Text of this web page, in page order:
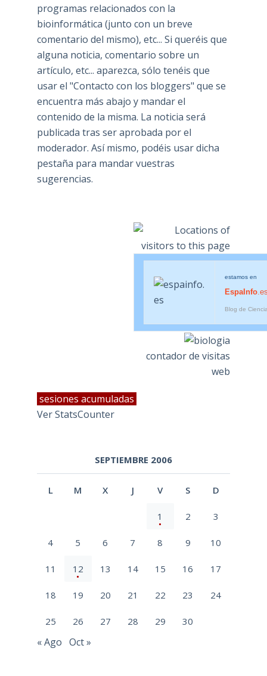
programas relacionados con la
bioinformática (junto con un breve
comentario del mismo), etc... Si queréis que
alguna noticia, comentario sobre un
artículo, etc... aparezca, sólo tenéis que
usar el "Contacto con los bloggers" que se
encuentra más abajo y mandar el
contenido de la misma. La noticia será
publicada tras ser aprobada por el
moderador. Así mismo, podéis usar dicha
pestaña para mandar vuestras
sugerencias.
estamos en
EspaInfo
Blog de
contador de visitas
web
sesiones acumuladas
Ver StatsCounter
SEPTIEMBRE 2006
L M X J V S D
1 2 3
4 5 6 7 8 9 10
11 12 13 14 15 16 17
18 19 20 21 22 23 24
25 26 27 28 29 30
« Ago Oct »